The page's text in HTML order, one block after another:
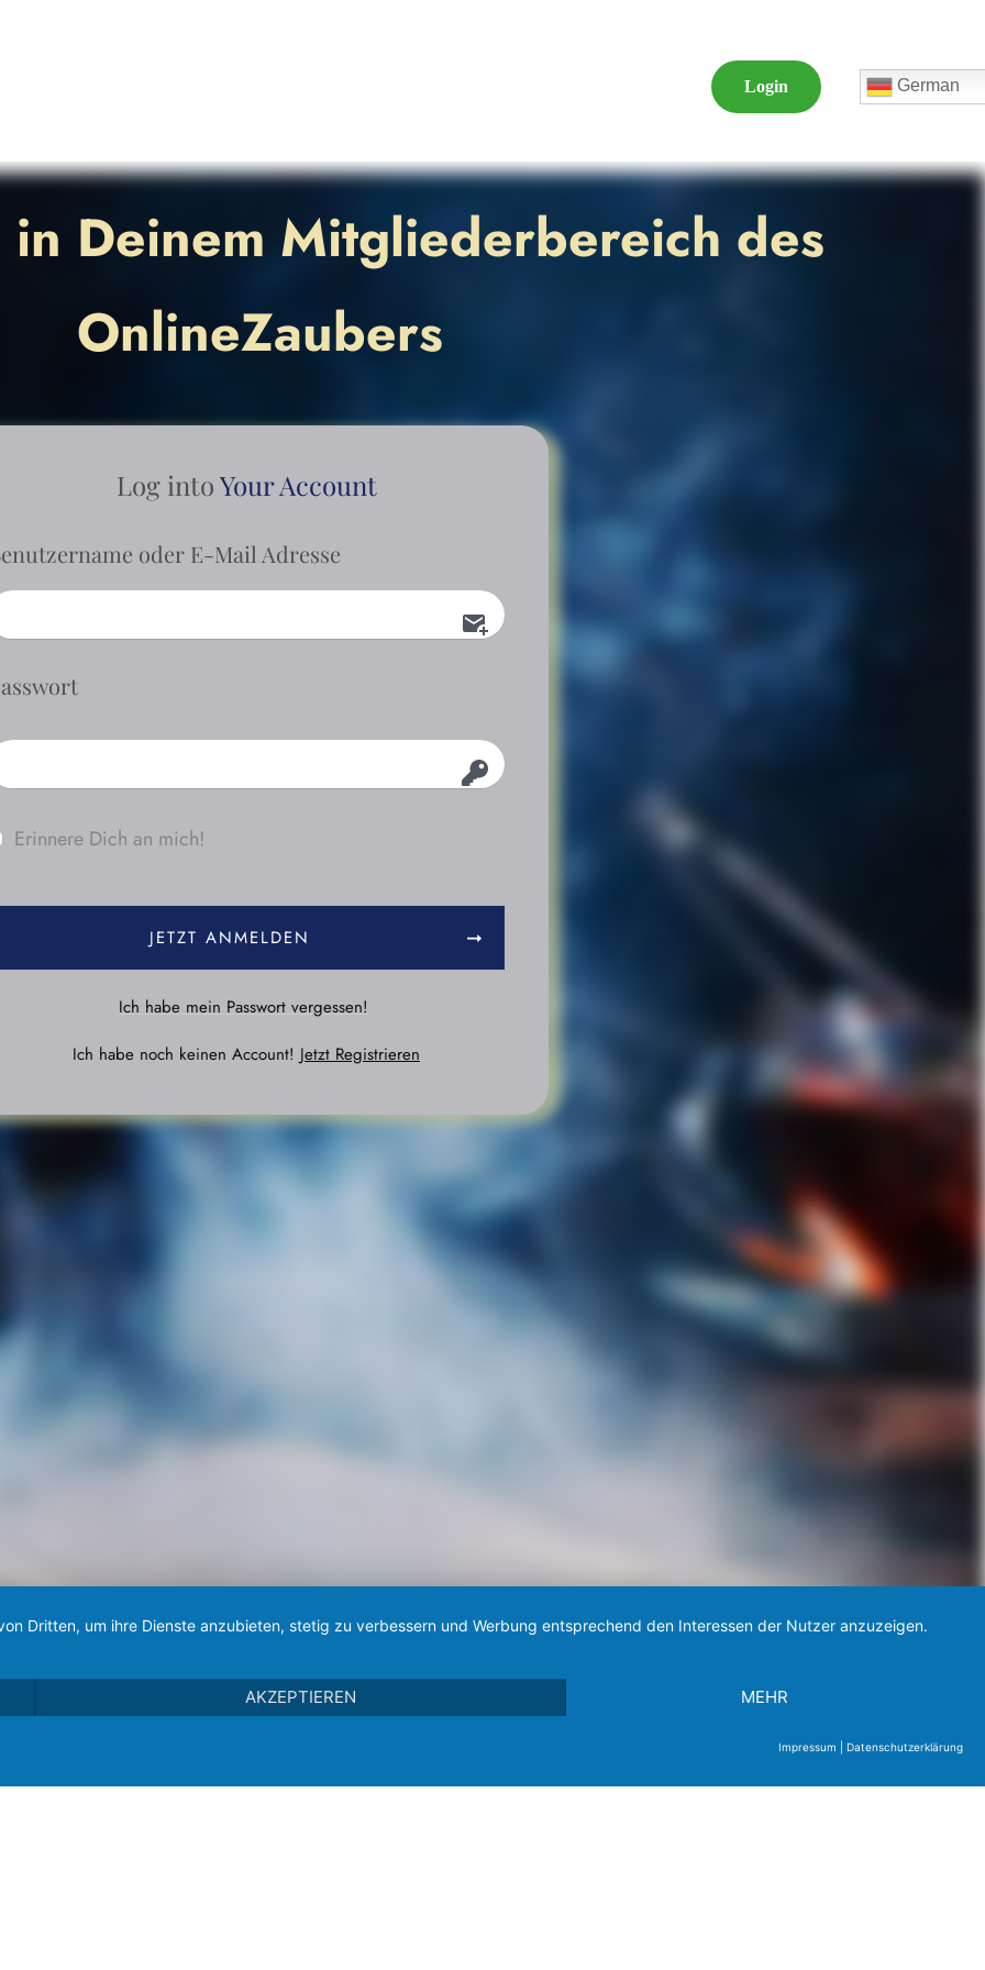
Login German
Deinem Mitgliederbereich des
OnlineZaubers
Log intoYour Account
oder E-Mail Adresse
Erinnere Dich an mich!
JETZT ANMELDEN
Ich habe mein Passwort vergessen!
Ich habe noch keinen Account! Jetzt Registrieren
Dritten, um ihre Dienste anzubieten, stetig zu verbessern und Werbung entsprechend den Interessen der Nutzer anzuzeigen.
AKZEPTIEREN MEHR
Impressum Datenschutzerklärung